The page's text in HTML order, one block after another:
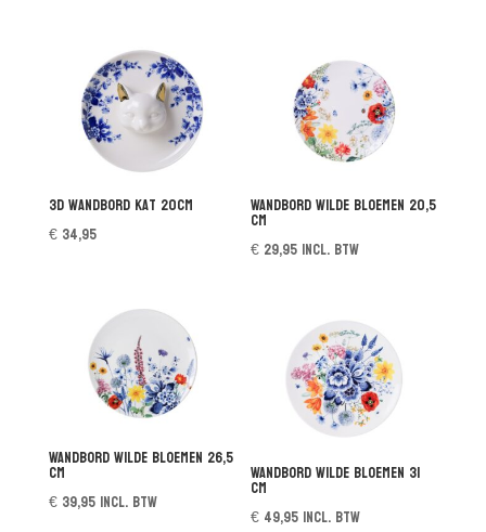
3D wandbord Kat 20cm
€34,95
Wandbord Wilde Bloemen 20,5
cm
€ 29,95 incl. btw
Wandbord Wilde Bloemen 26,5
cm
€39,95 incl. btw
Wandbord Wilde Bloemen 31
cm
€ 49,95 incl. btw